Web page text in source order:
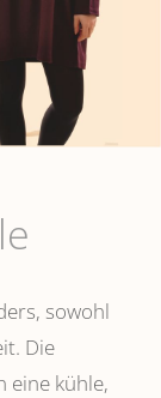
sowohl
Die
eine kühle,